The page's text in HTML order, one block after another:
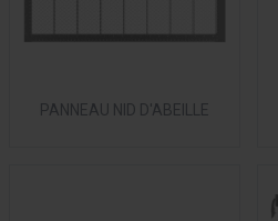
PANNEAU NID D'ABEILLE